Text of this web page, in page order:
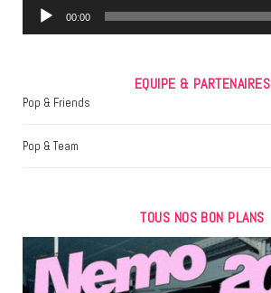
m
00:00
EQUIPE & PARTENAIRES
Pop & Friends
Pop & Team
TOUS NOS BON PLANS